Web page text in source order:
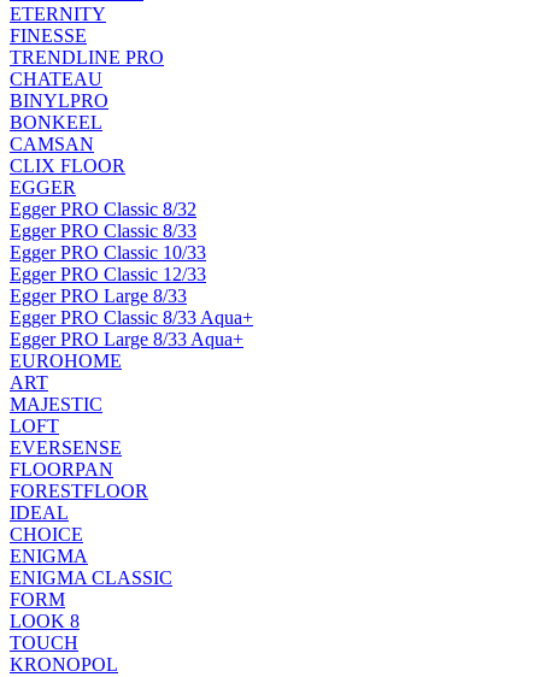
ETERNITY
FINESSE
TRENDLINE PRO
CHATEAU
BINYLPRO
BONKEEL
CAMSAN
CLIX FLOOR
EGGER
Egger PRO Classic 8/32
Egger PRO Classic 8/33
Egger PRO Classic 10/33
Egger PRO Classic 12/33
Egger PRO Large 8/33
Egger PRO Classic 8/33 Aqua+
Egger PRO Large 8/33 Aqua+
EUROHOME
ART
MAJESTIC
LOFT
EVERSENSE
FLOORPAN
FORESTFLOOR
IDEAL
CHOICE
ENIGMA
ENIGMA CLASSIC
FORM
LOOK 8
TOUCH
KRONOPOL